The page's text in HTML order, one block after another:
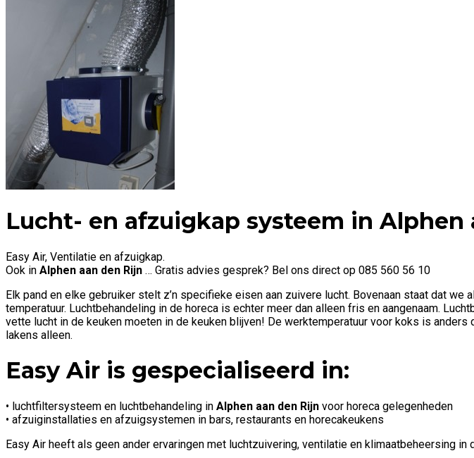
Lucht- en afzuigkap systeem in Alphen
Easy Air, Ventilatie en afzuigkap.
Ook in Alphen aan den Rijn … Gratis advies gesprek? Bel ons direct op 085 560 56 10
Elk pand en elke gebruiker stelt z’n specifieke eisen aan zuivere lucht. Bovenaan staat dat
temperatuur. Luchtbehandeling in de horeca is echter meer dan alleen fris en aangenaam.
vette lucht in de keuken moeten in de keuken blijven! De werktemperatuur voor koks is
lakens alleen.
Easy Air is gespecialiseerd in:
• luchtfiltersysteem en luchtbehandeling in Alphen aan den Rijn voor horeca gelegenheden
• afzuiginstallaties en afzuigsystemen in bars, restaurants en horecakeukens
Easy Air heeft als geen ander ervaringen met luchtzuivering, ventilatie en klimaatbeheersing